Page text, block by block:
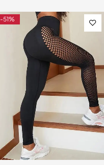
-51%